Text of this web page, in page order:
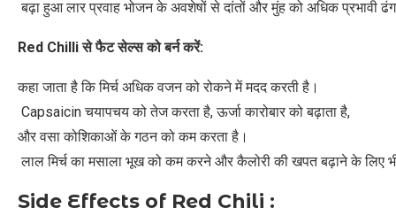
बढ़ा हुआ लार प्रवाह भोजन के अवशेषों से दांतों और मुंह को अधिक प्रभावी
Red Chilliसे फैट सेल्स को बर्न करें:
कहा जाता है कि मिर्च अधिक वजन को रोकने में मदद करती है।
Capsaicin चयापचय को तेज करता है, ऊर्जा कारोबार को बढ़ाता है,
और वसा कोशिकाओं के गठन को कम करता है।
लाल मिर्च का मसाला भूख को कम करने और कैलोरी की खपत बढ़ाने के लिए
Side Effects of Red Chili :